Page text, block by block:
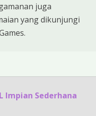
juga
yang dikunjungi
Impian Sederhana